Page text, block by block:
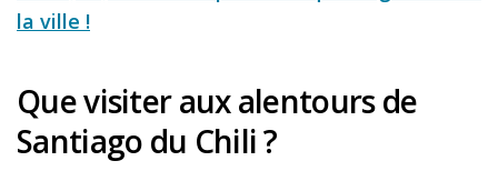
la ville !
Que visiter aux alentours de
Santiago du Chili ?